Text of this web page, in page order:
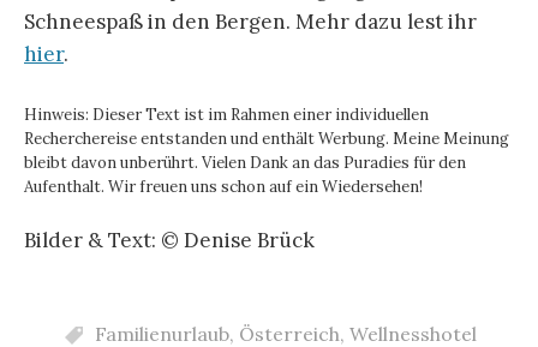
Schneespaß in den Bergen. Mehr dazu lest ihr
hier.
Hinweis: Dieser Text ist im Rahmen einer individuellen
Recherchereise entstanden und enthält Werbung. Meine Meinung
bleibt davon unberührt. Vielen Dank an das Puradies für den
Aufenthalt. Wir freuen uns schon auf ein Wiedersehen!
Bilder & Text: © Denise Brück
Familienurlaub, Österreich, Wellnesshotel